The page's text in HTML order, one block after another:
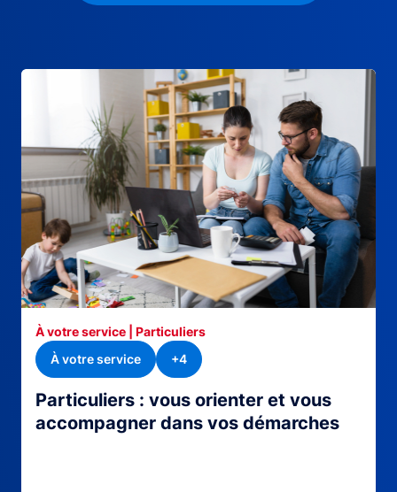
Particuliers : vous orienter et vous
accompagner dans vos démarches
À votre service | Particuliers
À votre service
+4